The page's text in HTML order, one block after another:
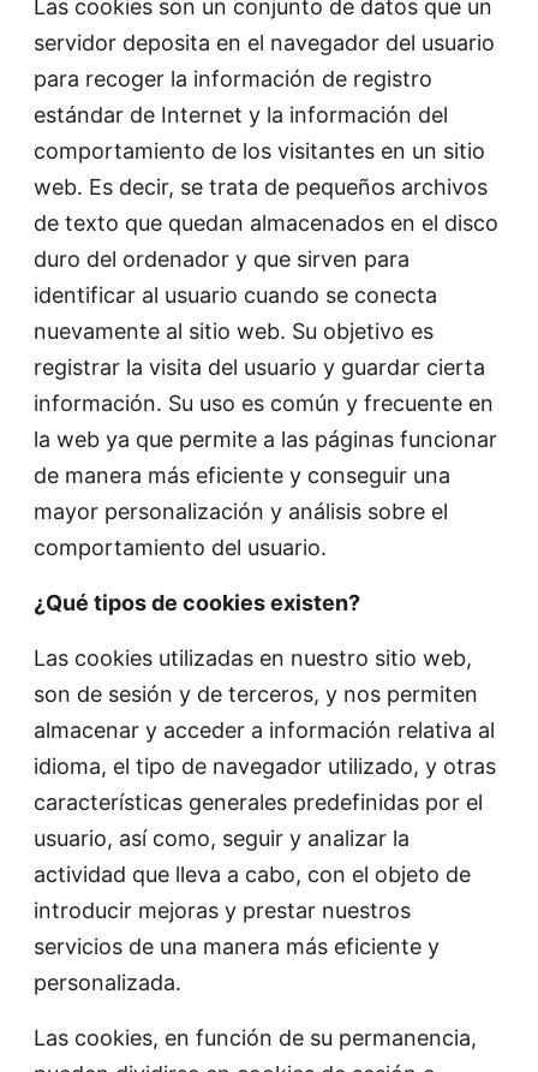
Las cookies son un conjunto de datos que un
servidor deposita en el navegador del usuario
para recoger la información de registro
estándar de Internet y la información del
comportamiento de los visitantes en un sitio
web. Es decir, se trata de pequeños archivos
de texto que quedan almacenados en el disco
duro del ordenador y que sirven para
identificar al usuario cuando se conecta
nuevamente al sitio web. Su objetivo es
registrar la visita del usuario y guardar cierta
información. Su uso es común y frecuente en
la web ya que permite a las páginas funcionar
de manera más eficiente y conseguir una
mayor personalización y análisis sobre el
comportamiento del usuario.
¿Qué tipos de cookies existen?
Las cookies utilizadas en nuestro sitio web,
son de sesión y de terceros, y nos permiten
almacenar y acceder a información relativa al
idioma, el tipo de navegador utilizado, y otras
características generales predefinidas por el
usuario, así como, seguir y analizar la
actividad que lleva a cabo, con el objeto de
introducir mejoras y prestar nuestros
servicios de una manera más eficiente y
personalizada.
Las cookies, en función de su permanencia,